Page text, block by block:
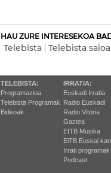
HAU ZURE INTERESEKOA
Telebista Telebista
TELEBISTA:
Programazioa
Telebista Programak
Bideoak
IRRATIA:
Euskadi Irratia
Radio Euskadi
Radio Vitoria
Gaztea
EITB Musika
EiTB Euskal
Irrati programak
Podcast